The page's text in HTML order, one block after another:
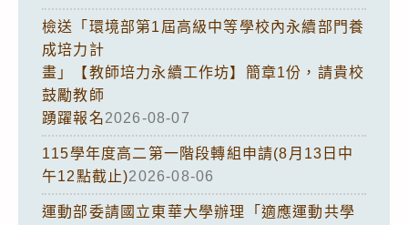
檢送「環境部第1屆高級中等學校內永續部門養
成培力計
畫」【教師培力永續工作坊】簡章1份，請貴校
鼓勵教師
踴躍報名2026-08-07
115學年度高二第一階段轉組申請(8月13日中
午12點截止)2026-08-06
運動部委請國立東華大學辦理「適應運動共學